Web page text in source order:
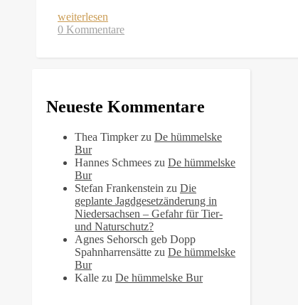
weiterlesen
0 Kommentare
Neueste Kommentare
Thea Timpkerzu De hümmelske
Bur
Hannes Schmees zu De hümmelske
Bur
Stefan Frankenstein zu Die
geplante Jagdgesetzänderung in
Niedersachsen – Gefahr für Tier-
und Naturschutz?
Agnes Sehorsch geb Dopp
Spahnharrensätte zu De hümmelske
Bur
Kalle zu De hümmelske Bur